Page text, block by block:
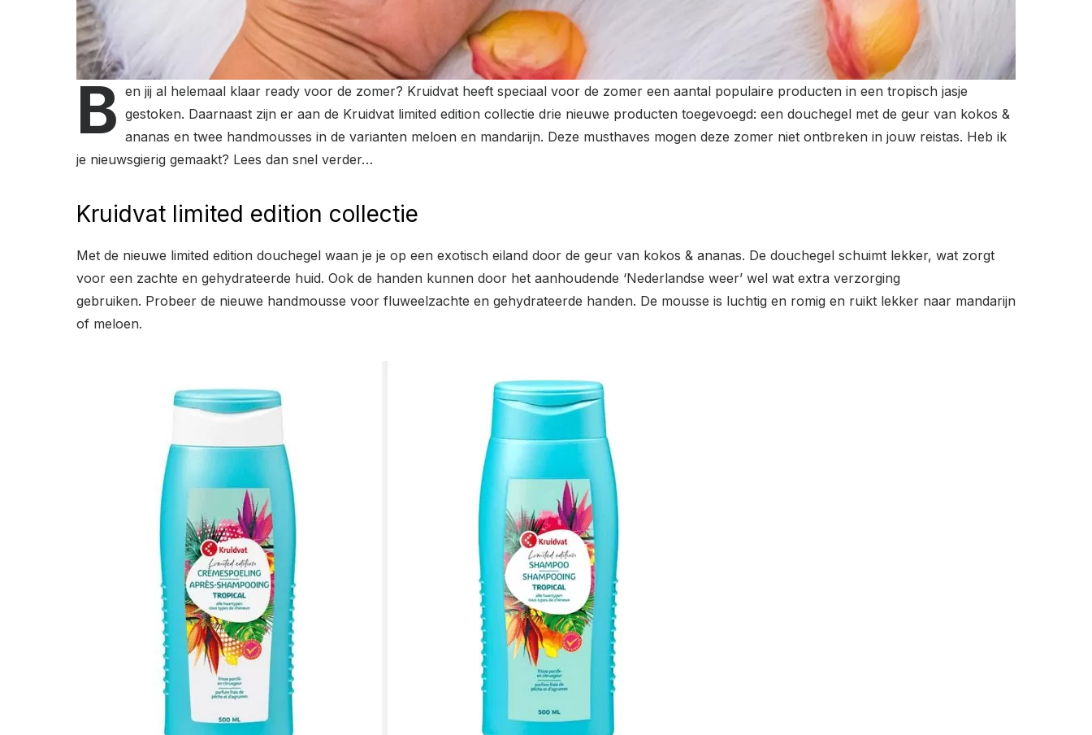
B en jij al helemaal klaar ready voor de zomer? Kruidvat heeft speciaal voor de zomer een aantal populaire producten in een tropisch jasje
gestoken. Daarnaast zijn er aan de Kruidvat limited edition collectie drie nieuwe producten toegevoegd: een douchegel met de geur van kokos &
ananas en twee handmousses in de varianten meloen en mandarijn. Deze musthaves mogen deze zomer niet ontbreken in jouw reistas. Heb ik
je nieuwsgierig gemaakt? Lees dan snel verder…
Kruidvat limited edition collectie
Met de nieuwe limited edition douchegel waan je je op een exotisch eiland door de geur van kokos & ananas. De douchegel schuimt lekker, wat zorgt
voor een zachte en gehydrateerde huid. Ook de handen kunnen door het aanhoudende ‘Nederlandse weer’ wel wat extra verzorging
gebruiken. Probeer de nieuwe handmousse voor fluweelzachte en gehydrateerde handen. De mousse is luchtig en romig en ruikt lekker naar mandarijn
of meloen.